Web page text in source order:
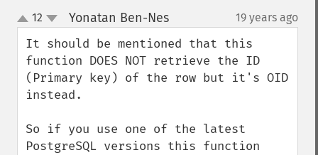
up
down
12 Yonatan Ben-Nes¶ 19 years ago
It should be mentioned that this
function DOES NOT retrieve the ID
(Primary key) of the row but it's OID
instead.
So if you use one of the latest
PostgreSQL versions this function